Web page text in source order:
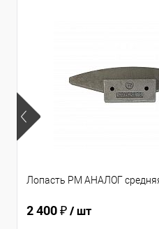
Лопасть PM АНАЛОГ
2 400 ₽/ шт